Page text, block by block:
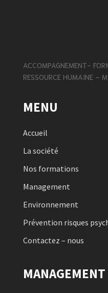
ACCOMPAGNEMENT-
RESSOURCE HUMAINE –
MENU
Accueil
La société
Nos formations
Management
Environnement
Prévention risques
Contactez – nous
MANAGEMENT